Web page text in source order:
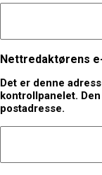
Nettredaktørens
Det er denne
kontrollpanelet.
postadresse.